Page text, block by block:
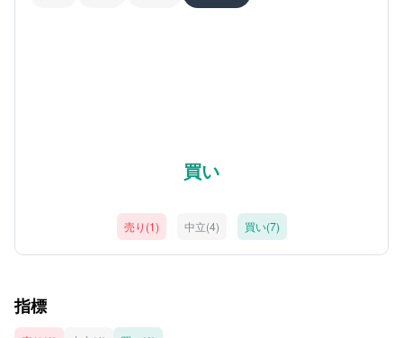
買い
売り(1) 中立(4) 買い(7)
指標